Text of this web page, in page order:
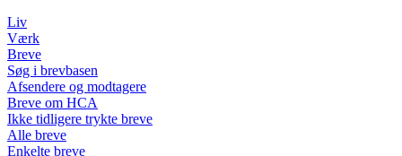
Liv
Værk
Breve
Søg i brevbasen
Afsendere og modtagere
Breve om HCA
Ikke tidligere trykte breve
Alle breve
Enkelte breve